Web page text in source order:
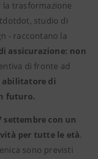
la trasformazione
studio di
- raccontano la
assicurazione: non
di fronte ad
di
futuro.
settembre con un
per tutte le età.
sono previsti